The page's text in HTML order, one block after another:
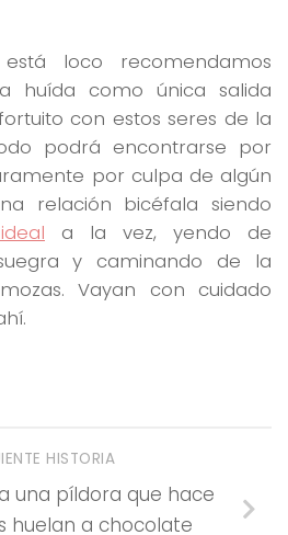
loco recomendamos
huída como única salida
con estos seres de la
podrá encontrarse por
por culpa de algún
relación bicéfala siendo
a la vez, yendo de
y caminando de la
Vayan con cuidado
HISTORIA
una píldora que hace
huelan a chocolate